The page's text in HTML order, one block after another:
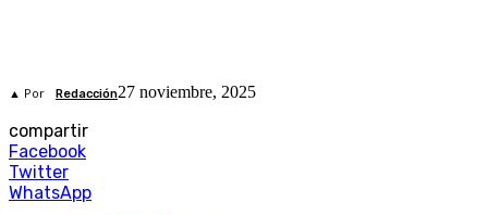
▲ Por Redacción27 noviembre, 2025
compartir
Facebook
Twitter
WhatsApp